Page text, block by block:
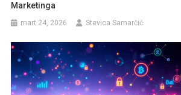
Marketinga
mart 24, 2026 Stevica Samarčić